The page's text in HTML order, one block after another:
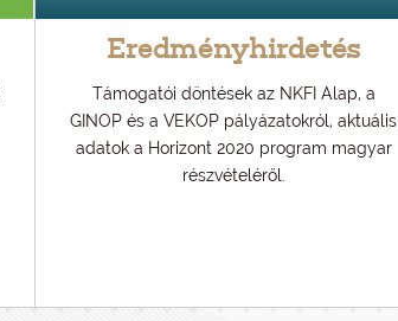
Eredményhirdetés
Támogatói döntések az NKFI Alap, a
GINOP és a VEKOP pályázatokról, aktuális
adatok a Horizont 2020 program magyar
részvételéről.